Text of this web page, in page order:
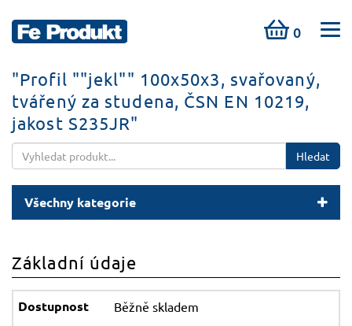
0
"Profil ""jekl"" 100x50x3, svařovaný,
tvářený za studena, ČSN EN 10219,
jakost S235JR"
Hledat
Všechny kategorie
Základní údaje
Běžně skladem